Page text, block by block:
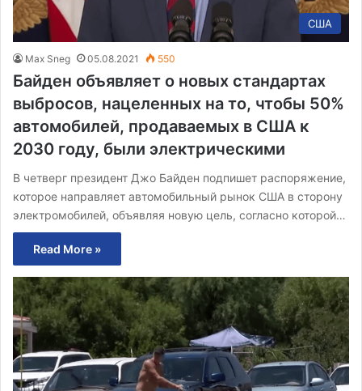
США
Max Sneg 05.08.2021 550
Байден объявляет о новых стандартах
выбросов, нацеленных на то, чтобы 50%
автомобилей, продаваемых в США к
2030 году, были электрическими
В четверг президент Джо Байден подпишет распоряжение,
которое направляет автомобильный рынок США в сторону
электромобилей, объявляя новую цель, согласно которой…
Read More »